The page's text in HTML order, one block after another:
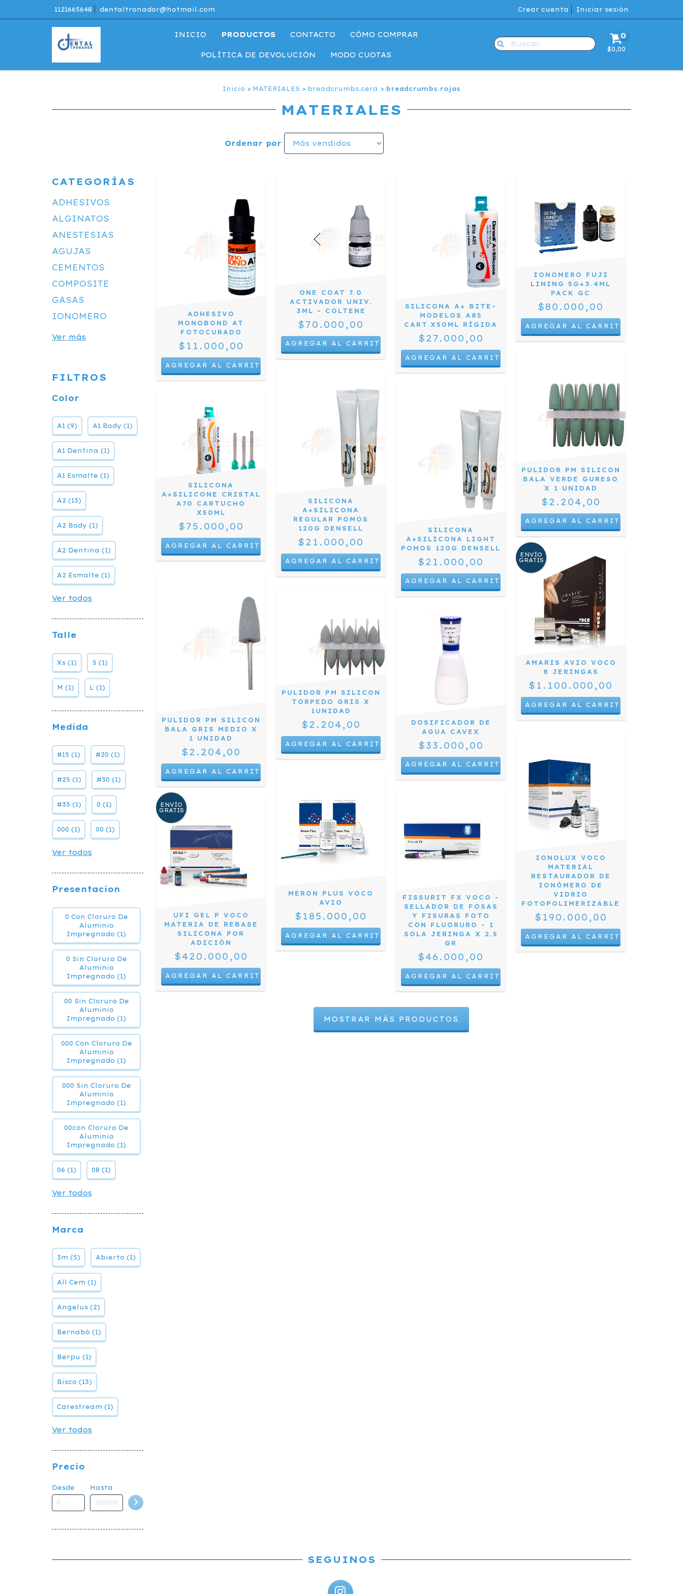
1121665648 dentaltronador@hotmail.com Crear cuenta Iniciar sesión
INICIO PRODUCTOS CONTACTO CÓMO COMPRAR
POLÍTICA DE DEVOLUCIÓN MODO CUOTAS
0
$0,00
Inicio > MATERIALES > breadcrumbs.cera > breadcrumbs.rojas
MATERIALES
Ordenar por
CATEGORÍAS
ADHESIVOS
ALGINATOS
ANESTESIAS
AGUJAS
CEMENTOS
COMPOSITE
GASAS
IONOMERO
Ver más
FILTROS
Color
A1 (9) A1 Body (1)
A1 Dentina (1)
A1 Esmalte (1)
A2 (13)
A2 Body (1)
A2 Dentina (1)
A2 Esmalte (1)
Ver todos
Talle
Xs (1) S (1)
M (1) L (1)
Medida
#15 (1) #20 (1)
#25 (1) #30 (1)
#35 (1) 0 (1)
000 (1) 00 (1)
Ver todos
Presentacion
0 Con Cloruro De
Aluminio
Impregnado (1)
0 Sin Cloruro De
Aluminio
Impregnado (1)
00 Sin Cloruro De
Aluminio
Impregnado (1)
000 Con Cloruro De
Aluminio
Impregnado (1)
000 Sin Cloruro De
Aluminio
Impregnado (1)
00con Cloruro De
Aluminio
Impregnado (1)
06 (1) 08 (1)
Ver todos
Marca
3m (5) Abierto (1)
All Cem (1)
Angelus (2)
Bernabó (1)
Berpu (1)
Bisco (13)
Carestream (1)
Ver todos
Precio
Desde Hasta
ADHESIVO
MONOBOND AT
FOTOCURADO
$11.000,00
ONE COAT 7.0
ACTIVADOR UNIV.
3ML - COLTENE
$70.000,00
SILICONA A+ BITE-
MODELOS A85
CART.X50ML RÍGIDA
$27.000,00
IONOMERO FUJI
LINING 5G+3.4ML
PACK GC
$80.000,00
SILICONA
A+SILICONE CRISTAL
A70 CARTUCHO
X50ML
$75.000,00
SILICONA
A+SILICONA
REGULAR POMOS
120G DENSELL
$21.000,00
SILICONA
A+SILICONA LIGHT
POMOS 120G DENSELL
$21.000,00
PULIDOR PM SILICON
BALA VERDE GURESO
X 1 UNIDAD
$2.204,00
PULIDOR PM SILICON
BALA GRIS MEDIO X
1 UNIDAD
$2.204,00
PULIDOR PM SILICON
TORPEDO GRIS X
1UNIDAD
$2.204,00
DOSIFICADOR DE
AGUA CAVEX
$33.000,00
ENVÍO
GRATIS
AMARIS AVIO VOCO
8 JERINGAS
$1.100.000,00
ENVÍO
GRATIS
UFI GEL P VOCO
MATERIA DE REBASE
SILICONA POR
ADICIÓN
$420.000,00
MERON PLUS VOCO
AVIO
$185.000,00
FISSURIT FX VOCO -
SELLADOR DE FOSAS
Y FISURAS FOTO
CON FLUORURO - 1
SOLA JERINGA X 2.5
GR
$46.000,00
IONOLUX VOCO
MATERIAL
RESTAURADOR DE
IONÓMERO DE
VIDRIO
FOTOPOLIMERIZABLE
$190.000,00
MOSTRAR MÁS PRODUCTOS
SEGUINOS